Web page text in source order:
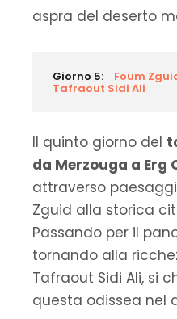
aspra del deserto
Giorno 5: Foum
Tafraout Sidi Ali
Il quinto giorno del
da Merzouga a Erg
attraverso
Zguid alla storica
Passando per il
tornando alla
Tafraout Sidi Ali, si
questa odissea nel